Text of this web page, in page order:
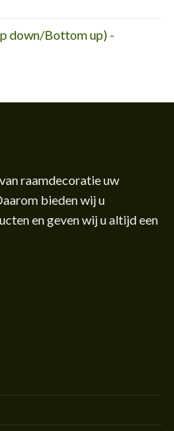
down/Bottom up) -
raamdecoratie uw
bieden wij u
en geven wij u altijd een